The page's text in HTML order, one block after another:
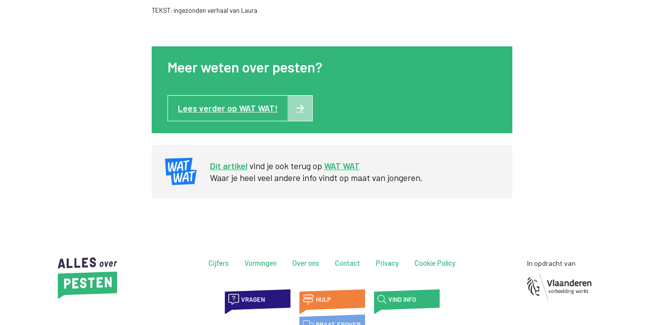
TEKST: ingezonden verhaal van Laura
Meer weten over pesten?
Lees verder op WAT WAT!
Dit artikel vind je ook terug op WAT WAT
Waar je heel veel andere info vindt op maat van jongeren.
Cijfers Vormingen Over ons Contact Privacy Cookie Policy
VRAGEN HULP VIND INFO
In opdracht van